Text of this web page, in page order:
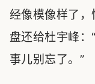
经像模像样了
盘还给杜宇峰
事儿别忘了。”